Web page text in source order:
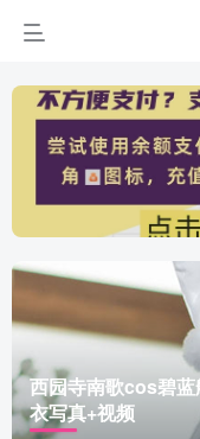
西园寺南歌cos碧
衣写真+视频